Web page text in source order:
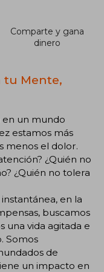
Comparte y gana
dinero
tu Mente,
un mundo
estamos más
menos el dolor.
¿Quién no
¿Quién no tolera
en la
buscamos
una vida agitada e
Somos
de
un impacto en